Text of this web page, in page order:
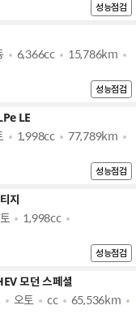
성능점검
6,366cc 15,786km
성능점검
LE
1,998cc 77,789km
성능점검
지
1,998cc
성능점검
모던 스페셜
오토 cc 65,536km